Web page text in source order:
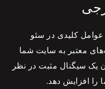
عوامل کلیدی در سئو
معتبر به سایت شما
یک سیگنال مثبت در نظر
را افزایش دهد.